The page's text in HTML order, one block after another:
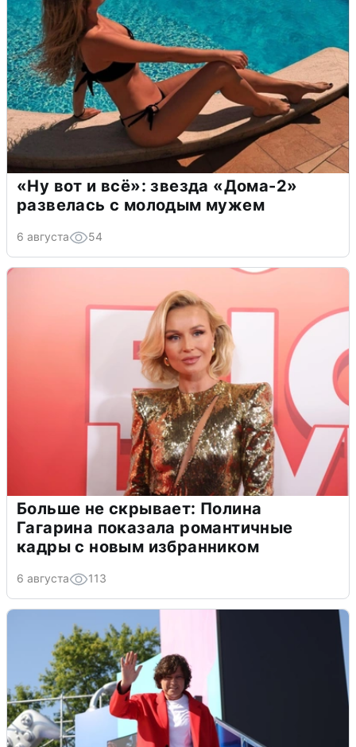
«Ну вот и всё»: звезда «Дома-2»
развелась с молодым мужем
6 августа 54
Больше не скрывает: Полина
Гагарина показала романтичные
кадры с новым избранником
6 августа 113